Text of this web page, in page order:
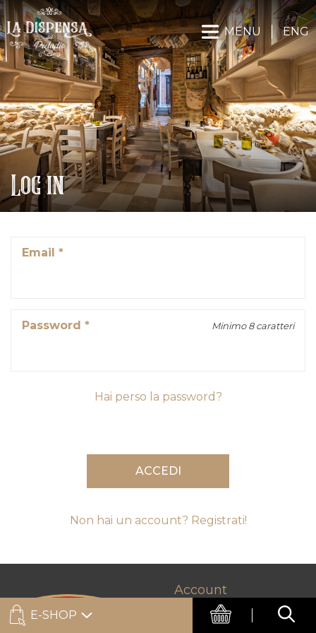
MENU ENG
Log in
Email *
Password * Minimo 8 caratteri
Hai perso la password?
ACCEDI
Non hai un account? Registrati!
Account
E-SHOP